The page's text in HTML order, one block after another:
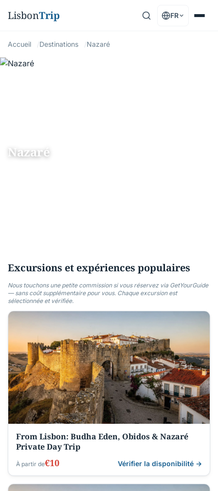
LisbonTrip FR
Accueil Destinations Nazaré
Nazaré
Excursions et expériences populaires
Nous touchons une petite commission si vous réservez via GetYourGuide
— sans coût supplémentaire pour vous. Chaque excursion est
sélectionnée et vérifiée.
From Lisbon: Budha Eden, Obidos & Nazaré
Private Day Trip
À partir de€10 Vérifier la disponibilité →